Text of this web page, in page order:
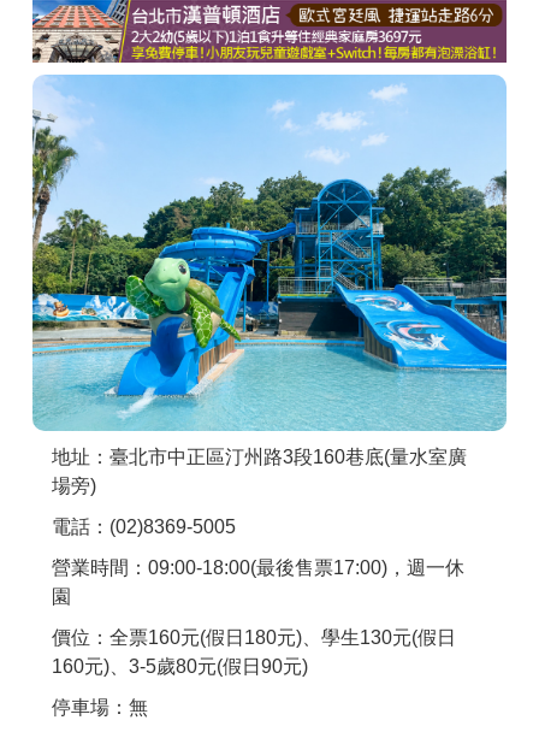
商家合作
推薦景點
討論區
聯絡我們
APP下載
地址：臺北市中正區汀州路3段160巷底(量水室廣
場旁)
電話：(02)8369-5005
營業時間：09:00-18:00(最後售票17:00)，週一休
園
價位：全票160元(假日180元)、學生130元(假日
160元)、3-5歲80元(假日90元)
停車場：無